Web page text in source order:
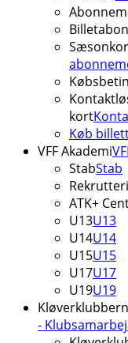
kort
Køb
VFF Akademi
StabStab
ATK+
U13U13
U14U14
U15U15
U17U17
U19U19
-